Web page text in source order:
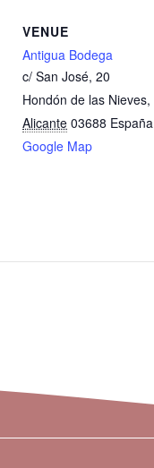
VENUE
Antigua Bodega
c/ San José, 20
Hondón de las Nieves,
Alicante 03688 España
Google Map